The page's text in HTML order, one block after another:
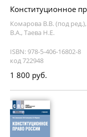
Конституционное
Комарова В.В. (под
В.А., Таева Н.Е.
ISBN: 978-5-406-16802-8
код 722948
1 800 руб.